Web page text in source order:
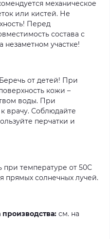
механическое
или кистей. Не
Перед
состава с
незаметном участке!
Беречь от детей! При
кожи –
воды. При
врачу. Соблюдайте
перчатки и
при температуре от 50С
прямых солнечных лучей.
производства: см. на